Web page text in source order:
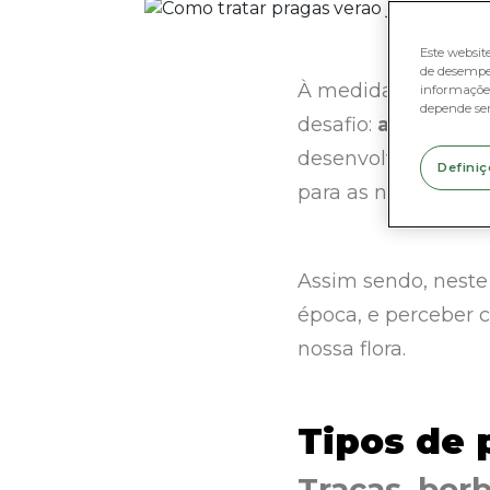
À medida que o
desafio: as pragas.
desenvolvimento
para as nossas
Assim sendo,
época, e perceber
nossa flora.
Tipos de
Este
de
depende